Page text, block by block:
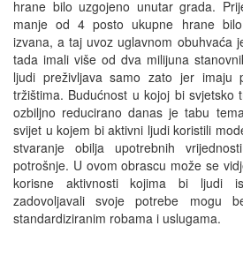
hrane bilo uzgojeno unutar grada.
manje od 4 posto ukupne hrane
izvana, a taj uvoz uglavnom obuhvaća
tada imali više od dva milijuna
ljudi preživljava samo zato jer imaju
tržištima. Budućnost u kojoj bi svjetsko
ozbiljno reducirano danas je tabu
svijet u kojem bi aktivni ljudi koristili
stvaranje obilja upotrebnih
potrošnje. U ovom obrascu može se
korisne aktivnosti kojima bi ljudi
zadovoljavali svoje potrebe mogu
standardiziranim robama i uslugama.